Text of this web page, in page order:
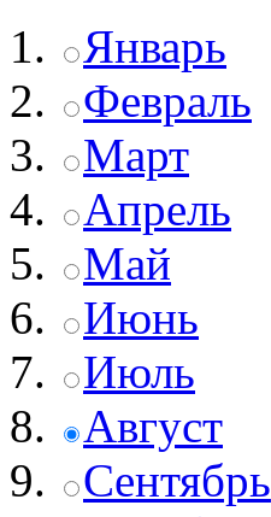
Январь
Февраль
Март
Апрель
Май
Июнь
Июль
Август
Сентябрь